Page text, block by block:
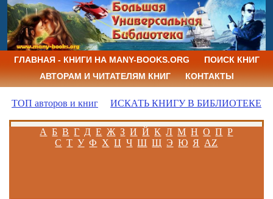
ГЛАВНАЯ - КНИГИ НА MANY-BOOKS.ORG
ПОИСК КНИГ
АВТОРАМ И ЧИТАТЕЛЯМ КНИГ
КОНТАКТЫ
ТОП авторов и книг ИСКАТЬ КНИГУ В БИБЛИОТЕКЕ
А Б В Г Д Е Ж З И Й К Л М Н О П Р
С Т У Ф Х Ц Ч Ш Щ Э Ю Я AZ